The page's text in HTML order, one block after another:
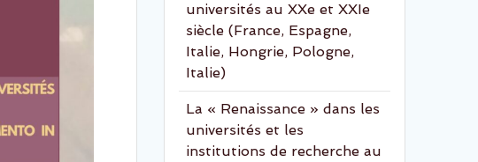
universités au XXe et XXIe
siècle (France, Espagne,
Italie, Hongrie, Pologne,
Italie)
La « Renaissance » dans les
universités et les
institutions de recherche au